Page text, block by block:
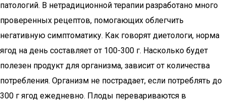
патологий. В нетрадиционной терапии разработано много
проверенных рецептов, помогающих облегчить
негативную симптоматику. Как говорят диетологи, норма
ягод на день составляет от 100-300 г. Насколько будет
полезен продукт для организма, зависит от количества
потребления. Организм не пострадает, если потреблять до
300 г ягод ежедневно. Плоды перевариваются в